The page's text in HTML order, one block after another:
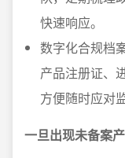
快速响应。
数字化合规档
产品注册证、
方便随时应对
一旦出现未备案